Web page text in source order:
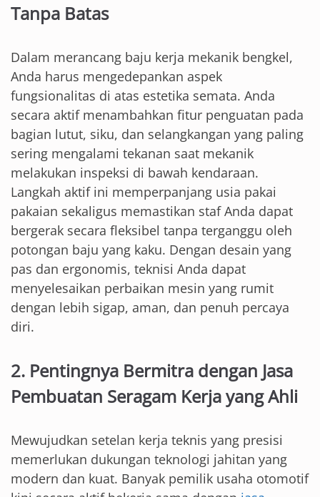
Tanpa Batas
Dalam merancang baju kerja mekanik bengkel,
Anda harus mengedepankan aspek
fungsionalitas di atas estetika semata. Anda
secara aktif menambahkan fitur penguatan pada
bagian lutut, siku, dan selangkangan yang paling
sering mengalami tekanan saat mekanik
melakukan inspeksi di bawah kendaraan.
Langkah aktif ini memperpanjang usia pakai
pakaian sekaligus memastikan staf Anda dapat
bergerak secara fleksibel tanpa terganggu oleh
potongan baju yang kaku. Dengan desain yang
pas dan ergonomis, teknisi Anda dapat
menyelesaikan perbaikan mesin yang rumit
dengan lebih sigap, aman, dan penuh percaya
diri.
2. Pentingnya Bermitra dengan Jasa
Pembuatan Seragam Kerja yang Ahli
Mewujudkan setelan kerja teknis yang presisi
memerlukan dukungan teknologi jahitan yang
modern dan kuat. Banyak pemilik usaha otomotif